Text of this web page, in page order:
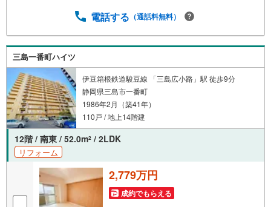
電話する （通話料無料）
三島一番町ハイツ
伊豆箱根鉄道駿豆線 「三島広小路」駅 徒歩9分
静岡県三島市一番町
1986年2月（築41年）
110戸 / 地上14階建
12階 / 南東 / 52.0m2 / 2LDK
リフォーム
2,779万円
成約でもらえる